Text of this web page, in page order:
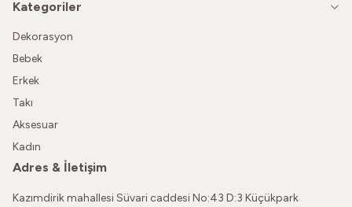
Kategoriler
Dekorasyon
Bebek
Erkek
Takı
Aksesuar
Kadın
Adres & İletişim
Kazımdirik mahallesi Süvari caddesi No:43 D:3 Küçükpark